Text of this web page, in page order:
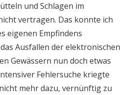
und Schlagen im
vertragen. Das konnte ich
eigenen Empfindens
Ausfallen der elektronischen
Gewässern nun doch etwas
Fehlersuche kriegte
mehr dazu, vernünftig zu